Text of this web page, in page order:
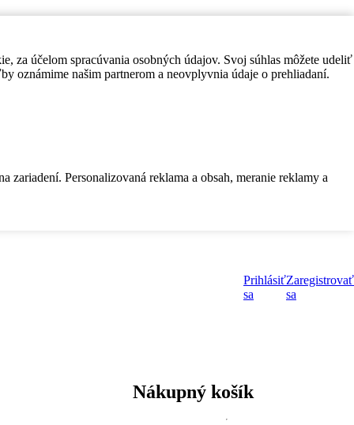
za účelom spracúvania osobných údajov. Svoj súhlas môžete udeliť
oznámime našim partnerom a neovplyvnia údaje o prehliadaní.
Personalizovaná reklama a obsah, meranie reklamy a
Prihlásiť
sa
Zaregistrovať
sa
Nákupný košík